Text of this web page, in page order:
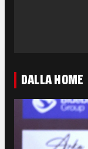
DALLA HOME